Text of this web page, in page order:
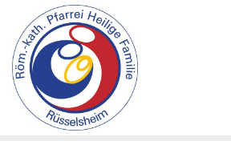
Zum Inhalt springen